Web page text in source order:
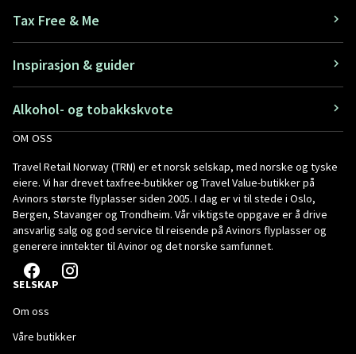
Tax Free & Me
Inspirasjon & guider
Alkohol- og tobakkskvote
OM OSS
Travel Retail Norway (TRN) er et norsk selskap, med norske og tyske
eiere. Vi har drevet taxfree-butikker og Travel Value-butikker på
Avinors største flyplasser siden 2005. I dag er vi til stede i Oslo,
Bergen, Stavanger og Trondheim. Vår viktigste oppgave er å drive
ansvarlig salg og god service til reisende på Avinors flyplasser og
generere inntekter til Avinor og det norske samfunnet.
SELSKAP
Om oss
Våre butikker